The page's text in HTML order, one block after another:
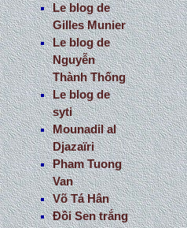
Le blog de
Gilles Munier
Le blog de
Nguyễn
Thành Thống
Le blog de
syti
Mounadil al
Djazaïri
Pham Tuong
Van
Võ Tá Hân
Đồi Sen trắng